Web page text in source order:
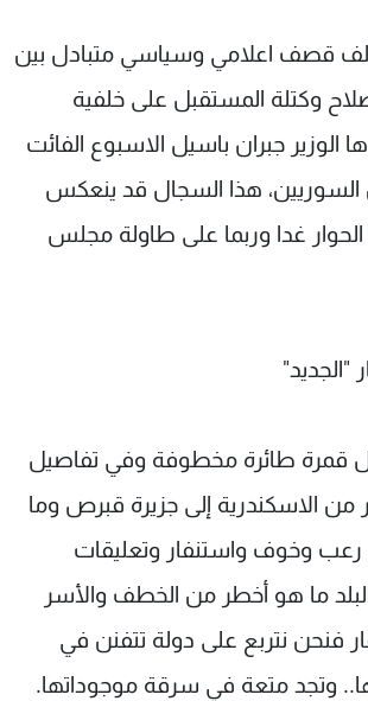
قصف اعلامي وسياسي متبادل بين
وكتلة المستقبل على خلفية
الوزير جبران باسيل الاسبوع الفائت
السوريين، هذا السجال قد ينعكس
غدا وربما على طاولة مجلس
"الجديد"
قمرة طائرة مخطوفة وفي تفاصيل
من الاسكندرية إلى جزيرة قبرص وما
رعب وخوف واستنفار وتعليقات
ما هو أخطر من الخطف والأسر
فنحن نتربع على دولة تتفنن في
وتجد متعة في سرقة موجوداتها.